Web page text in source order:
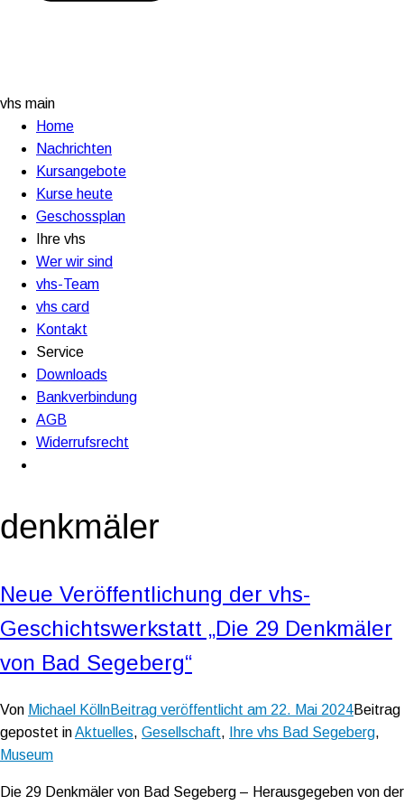
vhs main
Home
Nachrichten
Kursangebote
Kurse heute
Geschossplan
Ihre vhs
Wer wir sind
vhs-Team
vhs card
Kontakt
Service
Downloads
Bankverbindung
AGB
Widerrufsrecht
denkmäler
Neue Veröffentlichung der vhs-
Geschichtswerkstatt „Die 29 Denkmäler
von Bad Segeberg“
Von Michael KöllnBeitrag veröffentlicht am 22. Mai 2024Beitrag
gepostet inAktuelles, Gesellschaft, Ihre vhs Bad Segeberg,
Museum
Die 29 Denkmäler von Bad Segeberg – Herausgegeben von der